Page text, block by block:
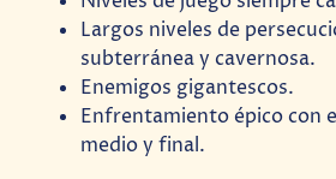
Largos niveles de
subterránea y cavernosa.
Enemigos gigantescos.
Enfrentamiento épico con
medio y final.